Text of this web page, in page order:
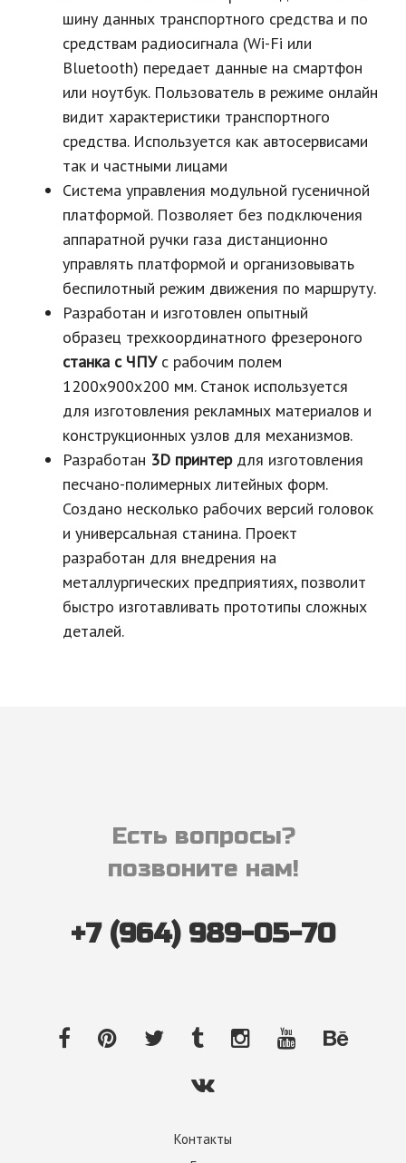
шину данных транспортного средства и по
средствам радиосигнала (Wi-Fi или
Bluetooth) передает данные на смартфон
или ноутбук. Пользователь в режиме онлайн
видит характеристики транспортного
средства. Используется как автосервисами
так и частными лицами
Система управления модульной гусеничной
платформой. Позволяет без подключения
аппаратной ручки газа дистанционно
управлять платформой и организовывать
беспилотный режим движения по маршруту.
Разработан и изготовлен опытный
образец трехкоординатного фрезероного
станка с ЧПУс рабочим полем
1200х900х200 мм. Станок используется
для изготовления рекламных материалов и
конструкционных узлов для механизмов.
Разработан 3D принтердля изготовления
песчано-полимерных литейных форм.
Создано несколько рабочих версий головок
и универсальная станина. Проект
разработан для внедрения на
металлургических предприятиях, позволит
быстро изготавливать прототипы сложных
деталей.
Есть вопросы?
позвоните нам!
+7 (964) 989-05-70
Контакты